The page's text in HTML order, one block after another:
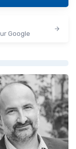
Google